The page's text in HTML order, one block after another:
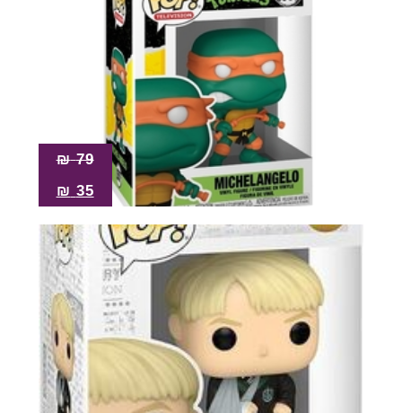
79
₪
35
₪